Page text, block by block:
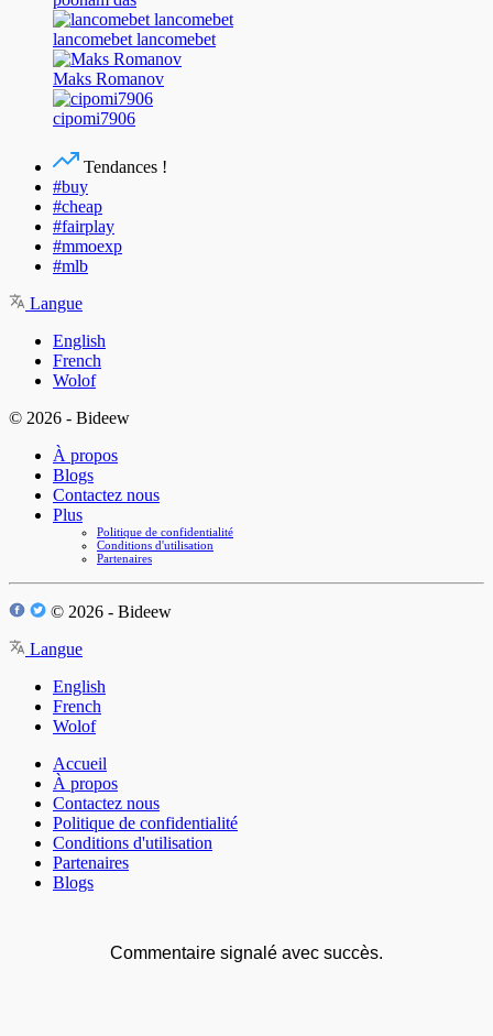
lancomebet lancomebet
Maks Romanov
cipomi7906
Tendances !
#buy
#cheap
#fairplay
#mmoexp
#mlb
Langue
English
French
Wolof
© 2026 - Bideew
À propos
Blogs
Contactez nous
Plus
Politique de confidentialité
Conditions d'utilisation
Partenaires
© 2026 - Bideew
Langue
English
French
Wolof
Accueil
À propos
Contactez nous
Politique de confidentialité
Conditions d'utilisation
Partenaires
Blogs
Commentaire signalé avec succès.